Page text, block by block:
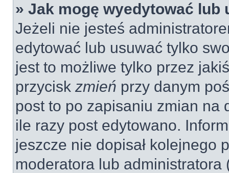
» Jak mogę wyedytować lub
Jeżeli nie jesteś
edytować lub usuwać tylko
jest to możliwe tylko przez
przycisk zmień przy danym
post to po zapisaniu zmian na
ile razy post edytowano.
jeszcze nie dopisał kolejnego
moderatora lub